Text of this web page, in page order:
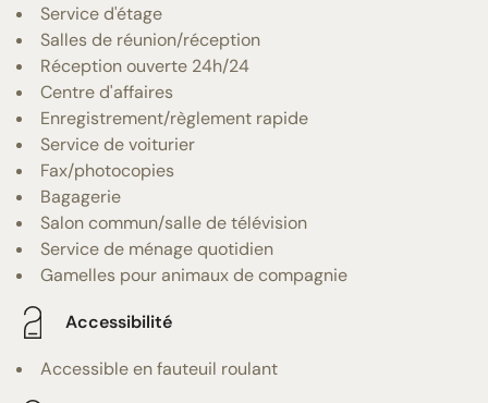
Service d'étage
Salles de réunion/réception
Réception ouverte 24h/24
Centre d'affaires
Enregistrement/règlement rapide
Service de voiturier
Fax/photocopies
Bagagerie
Salon commun/salle de télévision
Service de ménage quotidien
Gamelles pour animaux de compagnie
Accessibilité
Accessible en fauteuil roulant